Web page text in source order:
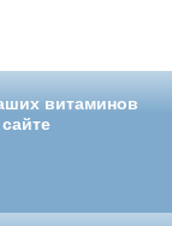
витаминов